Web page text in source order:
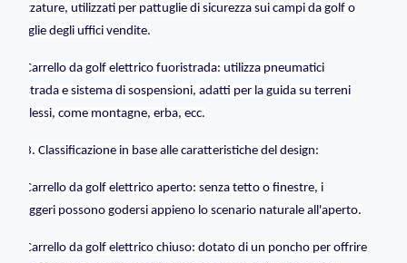
utilizzati per pattuglie di sicurezza sui campi da golf o
degli uffici vendite.
Carrello da golf elettrico fuoristrada: utilizza pneumatici
e sistema di sospensioni, adatti per la guida su terreni
come montagne, erba, ecc.
3. Classificazione in base alle caratteristiche del design:
Carrello da golf elettrico aperto: senza tetto o finestre, i
possono godersi appieno lo scenario naturale all'aperto.
Carrello da golf elettrico chiuso: dotato di un poncho per offrire